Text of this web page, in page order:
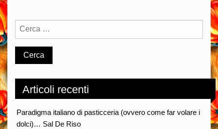
Articoli recenti
Paradigma italiano di pasticceria (ovvero come far volare i
dolci)… Sal De Riso